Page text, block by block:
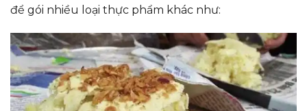
để gói nhiều loại thực phẩm khác như: